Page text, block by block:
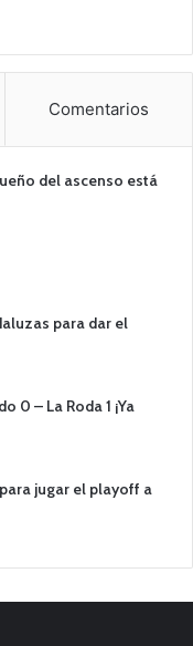
Comentarios
del ascenso está
para dar el
0 – La Roda 1 ¡Ya
jugar el playoff a